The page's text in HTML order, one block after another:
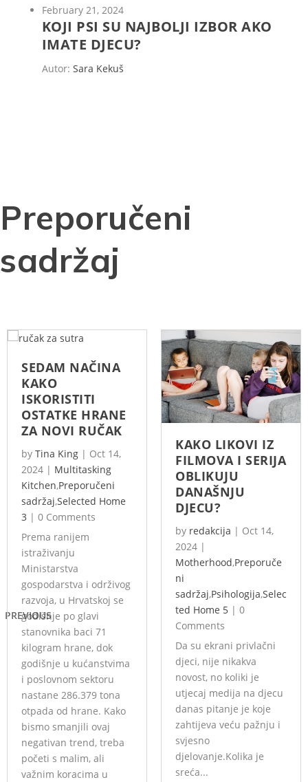
February 21, 2024
KOJI PSI SU NAJBOLJI IZBOR AKO
IMATE DJECU?
Autor: Sara Kekuš
Preporučeni
sadržaj
PREVIOUS
SEDAM NAČINA
KAKO
ISKORISTITI
OSTATKE HRANE
ZA NOVI RUČAK
by Tina King | Oct 14,
2024 | Multitasking
Kitchen,Preporučeni
sadržaj,Selected Home
3 | 0 Comments
Prema ranijem
istraživanju
Ministarstva
gospodarstva i održivog
razvoja, u Hrvatskoj se
godišnje po glavi
stanovnika baci 71
kilogram hrane, dok
godišnje u kućanstvima
i poslovnom sektoru
nastane 286.379 tona
otpada od hrane. Kako
bismo smanjili ovaj
negativan trend, treba
početi s malim, ali
važnim koracima u
KAKO LIKOVI IZ
FILMOVA I SERIJA
OBLIKUJU
DANAŠNJU
DJECU?
by redakcija | Oct 14,
2024 |
Motherhood,Preporuče
ni
sadržaj,Psihologija,Selec
ted Home 5 | 0
Comments
Da su ekrani privlačni
djeci, nije nikakva
novost, no koliki je
utjecaj medija na djecu
danas pitanje je koje
zahtijeva veću pažnju i
svjesno
djelovanje.Kolika je
sreća...